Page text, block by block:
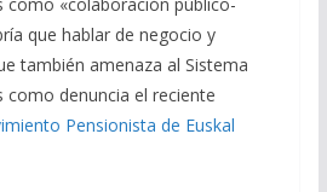
como «colaboración público-
que hablar de negocio y
también amenaza al Sistema
como denuncia el reciente
Pensionista de Euskal